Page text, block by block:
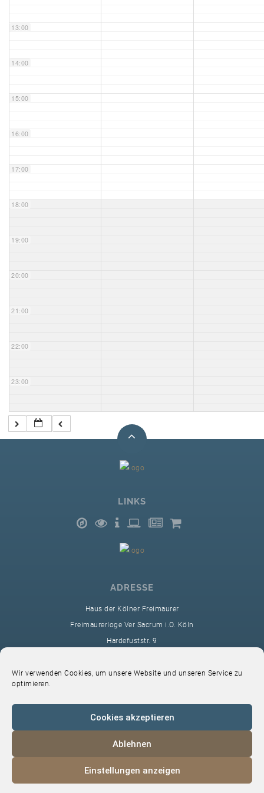
Wir verwenden Cookies, um unsere Website und unseren Service zu
optimieren.
Cookies akzeptieren
Ablehnen
Einstellungen anzeigen
Unser Bijou
VS-Intern
13:00
14:00
15:00
16:00
17:00
18:00
19:00
20:00
21:00
22:00
23:00
LINKS
ADRESSE
Haus der Kölner Freimaurer
Freimaurerloge Ver Sacrum i.O. Köln
Hardefuststr. 9
sekretariat@ver-sacrum.org
© 2024 Copyright Ver Sacrum
Datenschutz